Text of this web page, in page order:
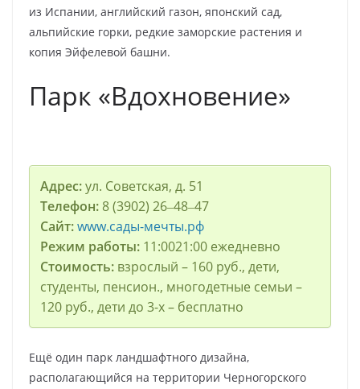
из Испании, английский газон, японский сад,
альпийские горки, редкие заморские растения и
копия Эйфелевой башни.
Парк «Вдохновение»
Адрес:ул. Советская, д. 51
Телефон:8 (3902) 26‒48‒47
Сайт:www.сады-мечты.рф
Режим работы:11:0021:00 ежедневно
Стоимость:взрослый – 160 руб., дети,
студенты, пенсион., многодетные семьи –
120 руб., дети до 3-х – бесплатно
Ещё один парк ландшафтного дизайна,
располагающийся на территории Черногорского